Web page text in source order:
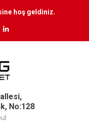
hoş geldiniz.
No:128